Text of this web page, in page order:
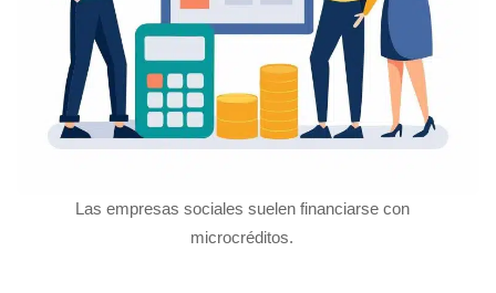
Las empresas sociales suelen financiarse con
microcréditos.